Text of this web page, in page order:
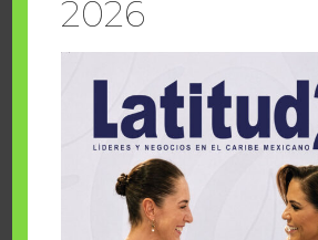
Cuando la solidaridad inspira;
sueños Fairmont Mayakoba y
2026